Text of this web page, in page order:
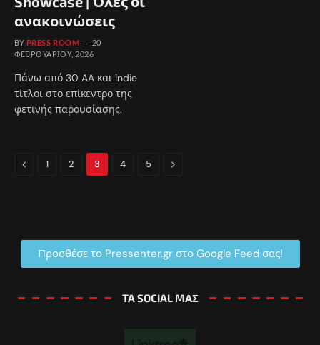
ανακοινώσεις
BY PRESS ROOM
20
ΦΕΒΡΟΥΑΡΊΟΥ, 2026
Πάνω από 30 AA και indie
τίτλοι στο επίκεντρο της
φετινής παρουσίασης.
Previous
1 2 3 4 5 Next
Προσθέσε το Pressenter.gr στο Google Feed σας!
TA SOCIAL MΑΣ